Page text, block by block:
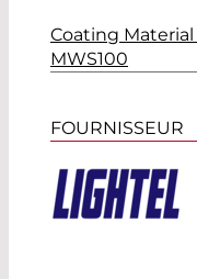
Coating Material
MWS100
FOURNISSEUR